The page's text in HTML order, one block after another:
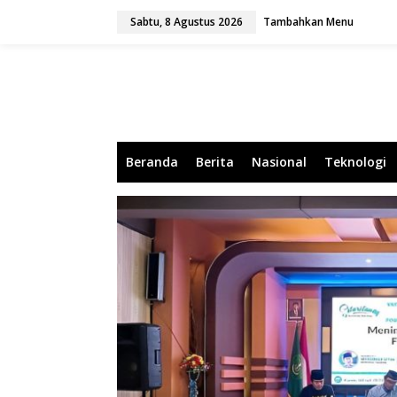
Sabtu, 8 Agustus 2026 Tambahkan Menu
Beranda Berita Nasional Teknologi